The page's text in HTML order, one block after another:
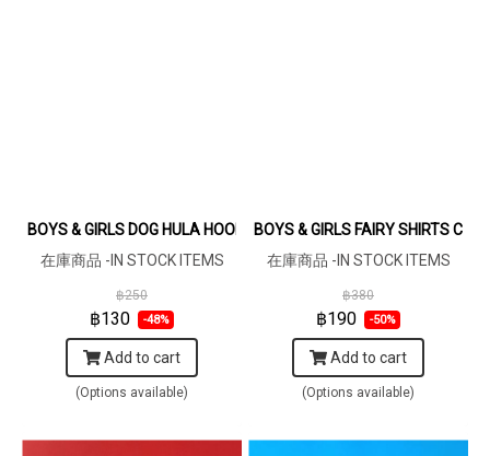
BOYS & GIRLS DOG HULA HOOP ELASTIC WAISTBAND SHORTS
在庫商品 -IN STOCK ITEMS
฿250
฿130 -48%
Add to cart
(Options available)
BOYS & GIRLS FAIRY SHIRTS
在庫商品 -IN STOCK ITEMS
฿380
฿190 -50%
Add to cart
(Options available)